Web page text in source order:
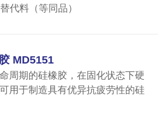
代料（等同品）
MD5151
周期的硅橡胶，在固化状态下硬
用于制造具有优异抗疲劳性的硅